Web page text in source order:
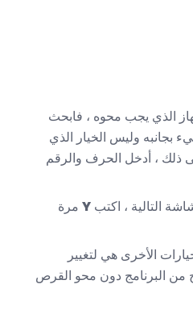
الذي يجب محوه ، فابحث
بجانبه وليس الخيار الذي
ذلك ، أدخل الحرف والرقم
التالية ، اكتب Y مرة
الأخرى هي لتغيير
البرنامج دون محو القرص